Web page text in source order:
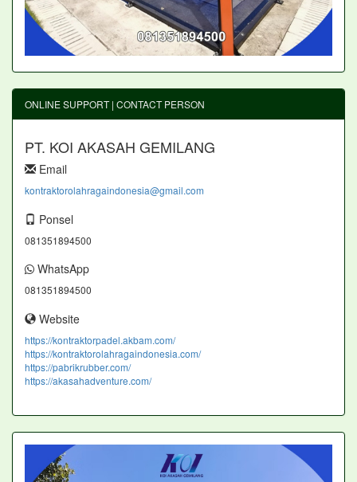
ONLINE SUPPORT | CONTACT PERSON
PT. KOI AKASAH GEMILANG
Email
kontraktorolahragaindonesia@gmail.com
Ponsel
081351894500
WhatsApp
081351894500
Website
https://kontraktorpadel.akbam.com/
https://kontraktorolahragaindonesia.com/
https://pabrikrubber.com/
https://akasahadventure.com/